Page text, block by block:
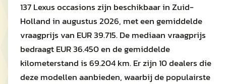
137 Lexus occasions zijn beschikbaar in Zuid-
Holland in augustus 2026, met een gemiddelde
vraagprijs van EUR 39.715. De mediaan vraagprijs
bedraagt EUR 36.450 en de gemiddelde
kilometerstand is 69.204 km. Er zijn 10 dealers die
deze modellen aanbieden, waarbij de populairste